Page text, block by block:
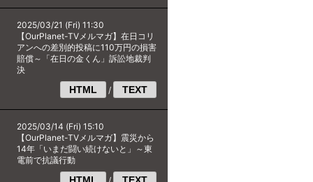
2025/03/21 (Fri) 11:30
【OurPlanet-TVメルマガ】在日コリ
アンへの差別的投稿に110万円の損害
賠償～「在日の金くん」訴訟地裁判
決
HTML / TEXT
2025/03/14 (Fri) 15:10
【OurPlanet-TVメルマガ】震災から
14年「いまだ闘い続けないと」～東
電前で抗議行動